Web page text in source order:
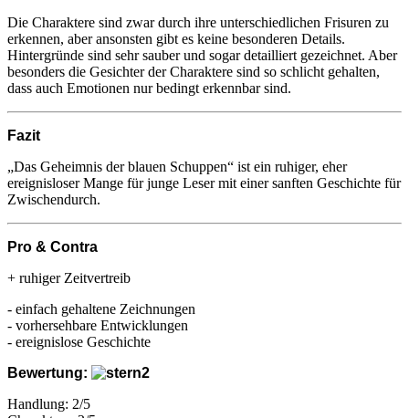
Die Charaktere sind zwar durch ihre unterschiedlichen Frisuren zu
erkennen, aber ansonsten gibt es keine besonderen Details.
Hintergründe sind sehr sauber und sogar detailliert gezeichnet. Aber
besonders die Gesichter der Charaktere sind so schlicht gehalten,
dass auch Emotionen nur bedingt erkennbar sind.
Fazit
„Das Geheimnis der blauen Schuppen“ ist ein ruhiger, eher
ereignisloser Mange für junge Leser mit einer sanften Geschichte für
Zwischendurch.
Pro & Contra
+ ruhiger Zeitvertreib
- einfach gehaltene Zeichnungen
- vorhersehbare Entwicklungen
- ereignislose Geschichte
Bewertung:
Handlung: 2/5